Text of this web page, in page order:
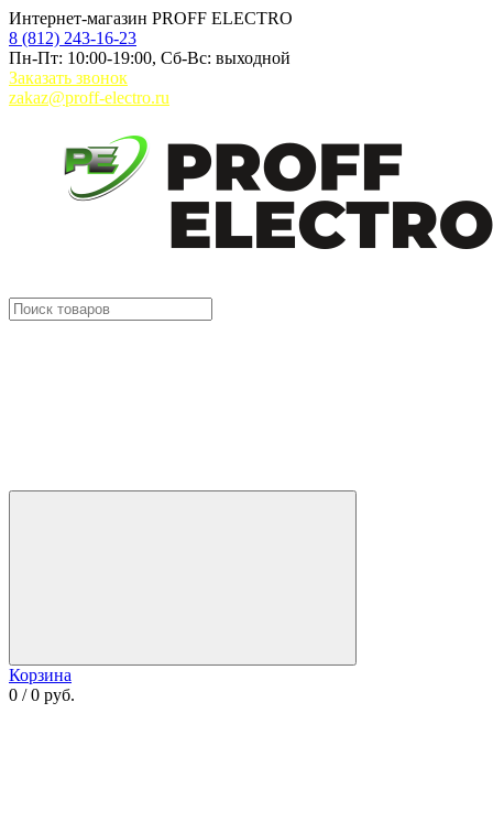
Интернет-магазин PROFF ELECTRO
8 (812) 243-16-23
Пн-Пт: 10:00-19:00, Сб-Вс: выходной
Заказать звонок
zakaz@proff-electro.ru
Корзина
0 / 0 руб.